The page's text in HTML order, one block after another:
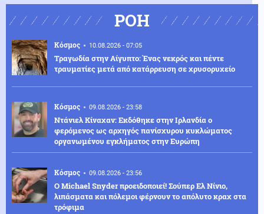
ΡΟΗ
Κόσμος 10.08.2026 - 07:05
Τραγωδία στην Αίγυπτο: Ένας νεκρός και πέντε
τραυματίες μετά από κατάρρευση σε χρυσορυχείο
Κόσμος 09.08.2026 - 23:58
Ντάνιελ Κίναχαν: Εκδόθηκε στην Ιρλανδία ο
φερόμενος ως αρχηγός πανίσχυρου κυκλώματος
οργανωμένου εγκλήματος στην Ευρώπη
Κόσμος 09.08.2026 - 23:56
Ο Michael Snyder προειδοποιεί! Σούπερ Ελ Νίνιο,
λιπάσματα και πόλεμοι φέρνουν το απόλυτο κραχ στα
τρόφιμα